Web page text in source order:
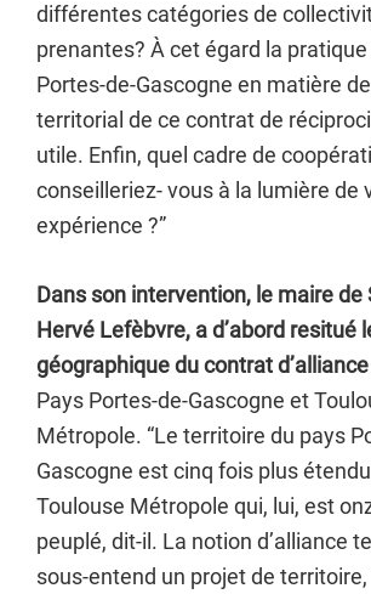
différentes catégories de
prenantes? À cet égard la pratique
Portes-de-Gascogne en matière
territorial de ce contrat de
utile. Enfin, quel cadre de
conseilleriez- vous à la lumière de
expérience ?”
Dans son intervention, le maire de
Hervé Lefèbvre, a d’abord resitué
géographique du contrat d’alliance
Pays Portes-de-Gascogne et
Métropole. “Le territoire du pays
Gascogne est cinq fois plus
Toulouse Métropole qui, lui, est
peuplé, dit-il. La notion d’alliance
sous-entend un projet de